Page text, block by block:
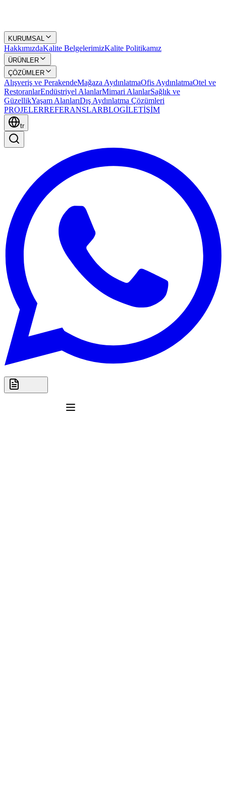
KURUMSAL
HakkımızdaKalite BelgelerimizKalite Politikamız
ÜRÜNLER
ÇÖZÜMLER
Alışveriş ve PerakendeMağaza AydınlatmaOfis AydınlatmaOtel ve
RestoranlarEndüstriyel AlanlarMimari AlanlarSağlık ve
GüzellikYaşam AlanlarıDış Aydınlatma Çözümleri
PROJELERREFERANSLARBLOGİLETİŞİM
tr